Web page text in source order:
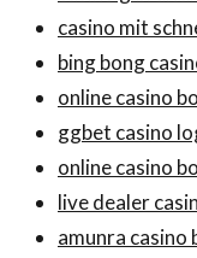
casino mit
bing bong
online casino
ggbet casino
online casino
live dealer
amunra casino